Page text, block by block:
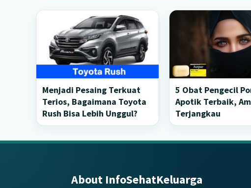
Menjadi Pesaing Terkuat
Terios, Bagaimana Toyota
Rush Bisa Lebih Unggul?
5 Obat Pengecil
Apotik Terbaik,
Terjangkau
About InfoSehatKeluarga